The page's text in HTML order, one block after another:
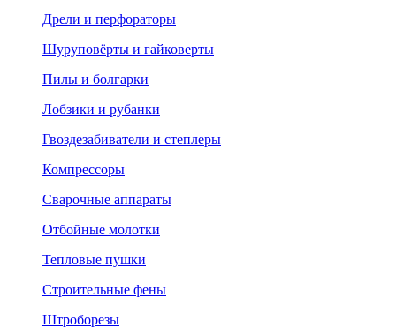
Дрели и перфораторы
Шуруповёрты и гайковерты
Пилы и болгарки
Лобзики и рубанки
Гвоздезабиватели и степлеры
Компрессоры
Сварочные аппараты
Отбойные молотки
Тепловые пушки
Строительные фены
Штроборезы